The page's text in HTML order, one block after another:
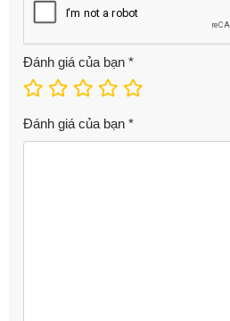
Đánh giá của bạn *
Đánh giá của bạn *